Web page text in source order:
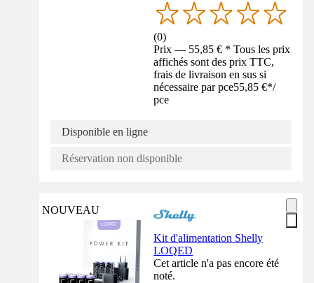
(0)
Prix — 55,85 € * Tous les prix
affichés sont des prix TTC,
frais de livraison en sus si
nécessaire par pce55,85 €*/
pce
Disponible en ligne
Réservation non disponible
NOUVEAU
Kit d'alimentation Shelly
LOQED
Cet article n'a pas encore été
noté.